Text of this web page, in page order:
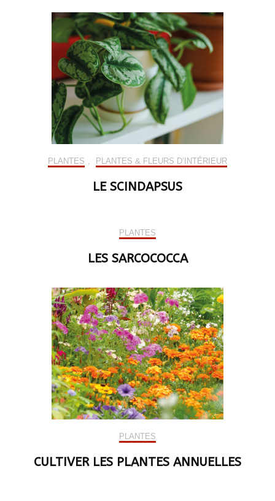
PLANTES PLANTES & FLEURS D’INTÉRIEUR
LE SCINDAPSUS
PLANTES
LES SARCOCOCCA
PLANTES
CULTIVER LES PLANTES ANNUELLES